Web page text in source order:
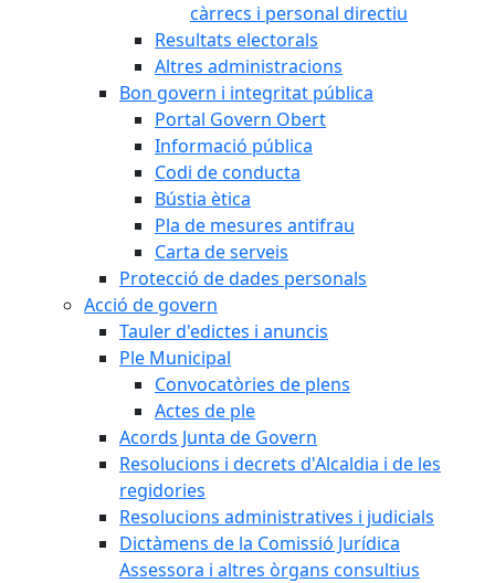
càrrecs i personal directiu
Resultats electorals
Altres administracions
Bon govern i integritat pública
Portal Govern Obert
Informació pública
Codi de conducta
Bústia ètica
Pla de mesures antifrau
Carta de serveis
Protecció de dades personals
Acció de govern
Tauler d'edictes i anuncis
Ple Municipal
Convocatòries de plens
Actes de ple
Acords Junta de Govern
Resolucions i decrets d'Alcaldia i de les
regidories
Resolucions administratives i judicials
Dictàmens de la Comissió Jurídica
Assessora i altres òrgans consultius